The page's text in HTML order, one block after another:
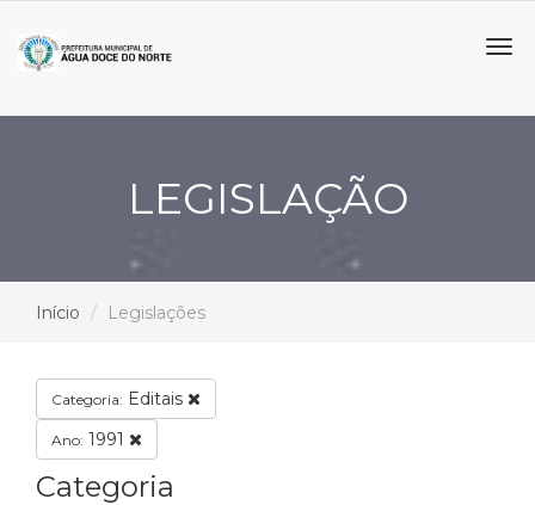
LEGISLAÇÃO
Início Legislações
Categoria: Editais
Ano: 1991
Categoria